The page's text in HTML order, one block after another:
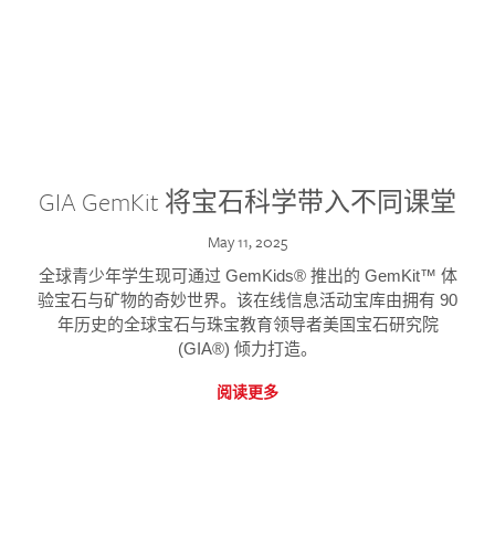
GIA GemKit 将宝石科学带入不同课堂
May 11, 2025
全球青少年学生现可通过 GemKids® 推出的 GemKit™ 体
验宝石与矿物的奇妙世界。该在线信息活动宝库由拥有 90
年历史的全球宝石与珠宝教育领导者美国宝石研究院
(GIA®) 倾力打造。
阅读更多